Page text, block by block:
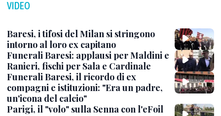
VIDEO
Baresi, i tifosi del Milan si stringono
intorno al loro ex capitano
Funerali Baresi: applausi per Maldini e
Ranieri, fischi per Sala e Cardinale
Funerali Baresi, il ricordo di ex
compagni e istituzioni: "Era un padre,
un'icona del calcio"
Parigi, il "volo" sulla Senna con l'eFoil